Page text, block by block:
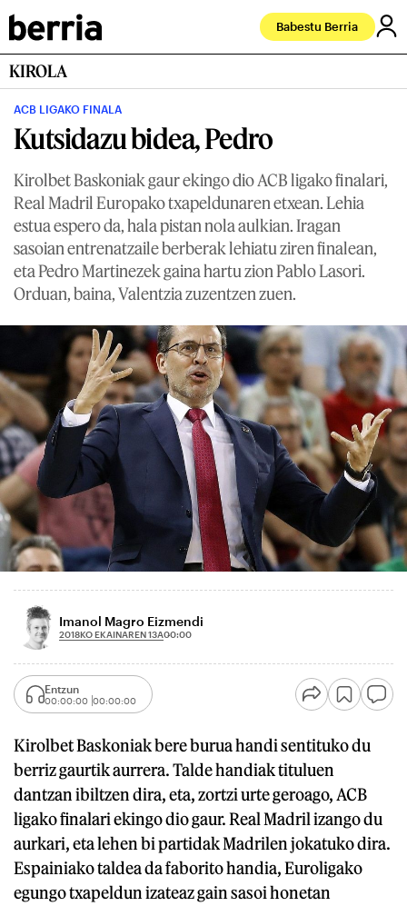
Babestu Berria
KIROLA
ACB LIGAKO FINALA
Kutsidazu bidea, Pedro
Kirolbet Baskoniak gaur ekingo dio ACB ligako finalari,
Real Madril Europako txapeldunaren etxean. Lehia
estua espero da, hala pistan nola aulkian. Iragan
sasoian entrenatzaile berberak lehiatu ziren finalean,
eta Pedro Martinezek gaina hartu zion Pablo Lasori.
Orduan, baina, Valentzia zuzentzen zuen.
Imanol Magro Eizmendi
2018KO EKAINAREN 13A00:00
Entzun
00:00:00 00:00:00
Kirolbet Baskoniak bere burua handi sentituko du
berriz gaurtik aurrera. Talde handiak tituluen
dantzan ibiltzen dira, eta, zortzi urte geroago, ACB
ligako finalari ekingo dio gaur. Real Madril izango du
aurkari, eta lehen bi partidak Madrilen jokatuko dira.
Espainiako taldea da faborito handia, Euroligako
egungo txapeldun izateaz gain sasoi honetan